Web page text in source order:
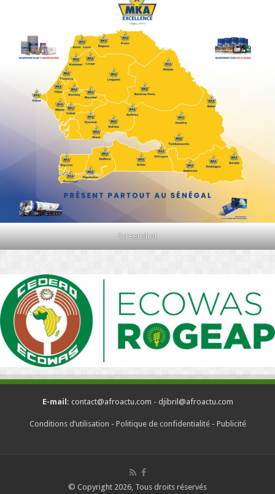
Screenshot
E-mail: contact@afroactu.com - djibril@afroactu.com
Conditions d’utilisation - Politique de confidentialité- Publicité
© Copyright 2026, Tous droits réservés